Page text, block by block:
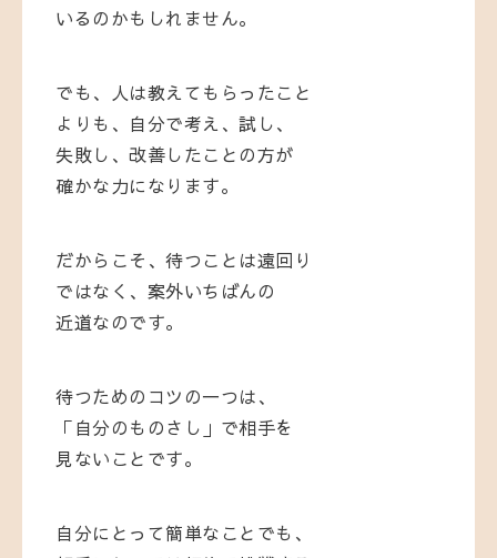
いるのかもしれません。
でも、人は教えてもらったこと
よりも、自分で考え、試し、
失敗し、改善したことの方が
確かな力になります。
だからこそ、待つことは遠回り
ではなく、案外いちばんの
近道なのです。
待つためのコツの一つは、
「自分のものさし」で相手を
見ないことです。
自分にとって簡単なことでも、